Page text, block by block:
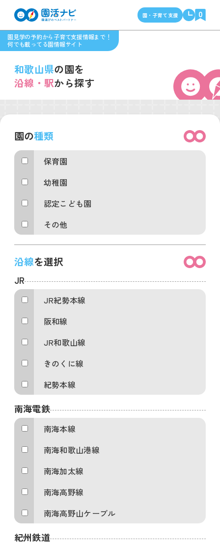
園見学の予約から子育て支援情報まで！
何でも載ってる園情報サイト
園・子育て支援 0
和歌山県の園を
沿線・駅から探す
園の種類
保育園
幼稚園
認定こども園
その他
沿線を選択
JR
JR紀勢本線
阪和線
JR和歌山線
きのくに線
紀勢本線
南海電鉄
南海本線
南海和歌山港線
南海加太線
南海高野線
南海高野山ケーブル
紀州鉄道